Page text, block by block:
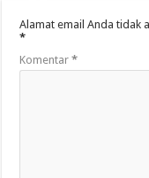
Alamat email Anda tidak
*
Komentar*